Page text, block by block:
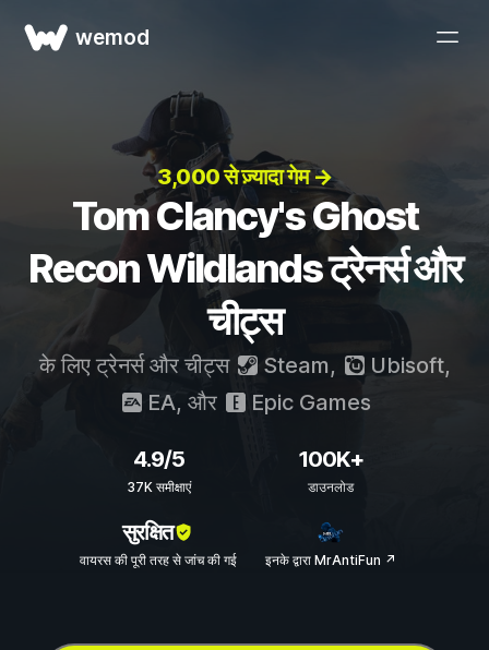
wemod
3,000 से ज़्यादा गेम →
Tom Clancy's Ghost
Recon Wildlands ट्रेनर्स और
चीट्स
के लिए ट्रेनर्स और चीट्स Steam, Ubisoft,
EA, और Epic Games
4.9/5
37K समीक्षाएं
100K+
डाउनलोड
सुरक्षित
वायरस की पूरी तरह से जांच की गई इनके द्वारा MrAntiFun ↗